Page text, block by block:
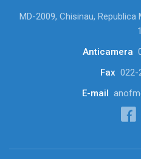
MD-2009, Chisinau,
1
Anticamera
Fax 022-
E-mail